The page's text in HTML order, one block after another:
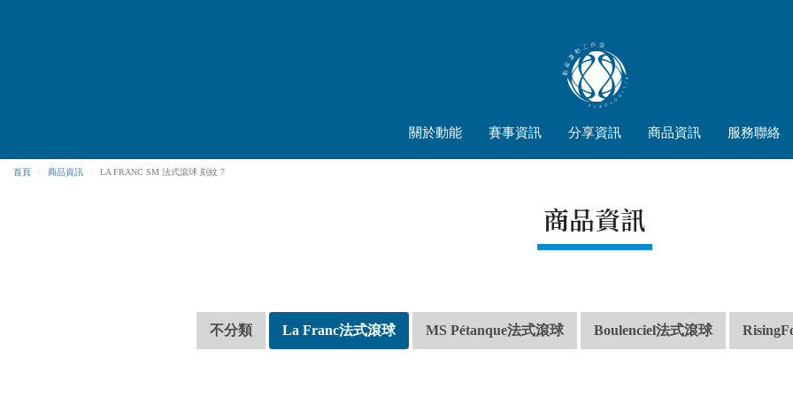
關於動能 賽事資訊 分享資訊 商品資訊 服務聯絡
首頁 商品資訊 LA FRANC SM 法式滾球 刻紋 7
商品資訊
不分類 La Franc法式滾球 MS Pétanque法式滾球 Boulenciel法式滾球